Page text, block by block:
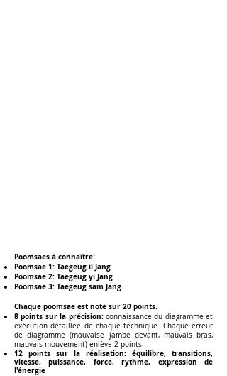
Poomsaes à connaître:
Poomsae 1: Taegeug il Jang
Poomsae 2: Taegeug yi Jang
Poomsae 3: Taegeug sam Jang
Chaque poomsae est noté sur 20 points.
8 points sur la précision:connaissance du diagramme et
exécution détaillée de chaque technique. Chaque erreur
de diagramme (mauvaise jambe devant, mauvais bras,
mauvais mouvement) enlève 2 points.
12 points sur la réalisation: équilibre, transitions,
vitesse, puissance, force, rythme, expression de
l'énergie